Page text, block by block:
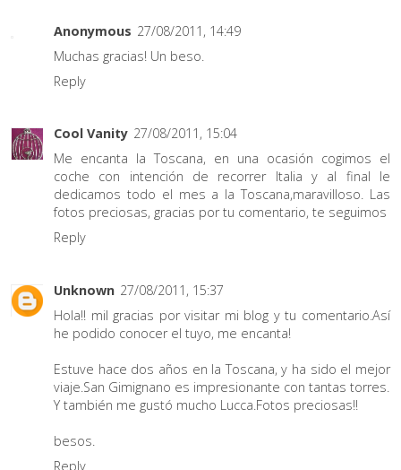
Anonymous 27/08/2011, 14:49
Muchas gracias! Un beso.
Reply
Cool Vanity 27/08/2011, 15:04
Me encanta la Toscana, en una ocasión cogimos el
coche con intención de recorrer Italia y al final le
dedicamos todo el mes a la Toscana,maravilloso. Las
fotos preciosas, gracias por tu comentario, te seguimos
Reply
Unknown 27/08/2011, 15:37
Hola!! mil gracias por visitar mi blog y tu comentario.Así
he podido conocer el tuyo, me encanta!
Estuve hace dos años en la Toscana, y ha sido el mejor
viaje.San Gimignano es impresionante con tantas torres.
Y también me gustó mucho Lucca.Fotos preciosas!!
besos.
Reply